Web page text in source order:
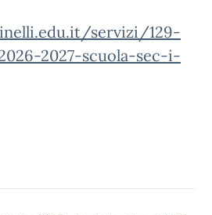
servizi/129-
2027-scuola-sec-i-